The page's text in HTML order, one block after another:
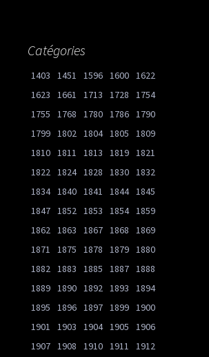
Catégories
1403 1451 1596 1600 1622
1623
1661 1713 1728
1754
1755
1768 1780 1786 1790
1799 1802 1804 1805
1809
1810 1811 1813 1819 1821
1822 1824 1828 1830 1832
1834 1840 1841 1844 1845
1847 1852 1853 1854 1859
1862 1863 1867 1868
1869
1871
1875 1878 1879 1880
1882 1883 1885 1887 1888
1889 1890 1892 1893
1894
1895
1896 1897 1899 1900
1901
1903 1904 1905
1906
1907 1908 1910 1911 1912